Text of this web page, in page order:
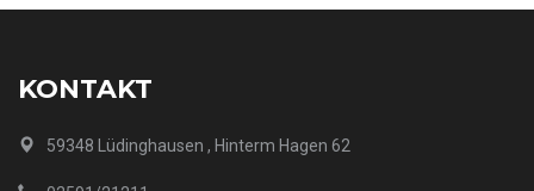
KONTAKT
59348 Lüdinghausen , Hinterm Hagen 62